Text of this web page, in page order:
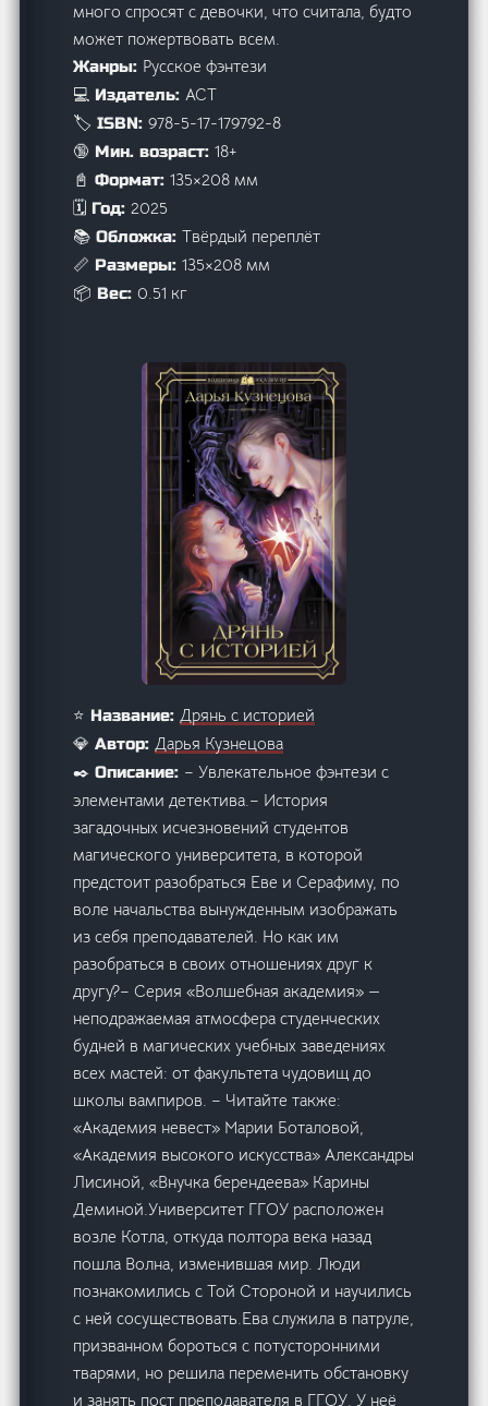
много спросят с девочки, что считала, будто
может пожертвовать всем.
Жанры: Русское фэнтези
💻 Издатель:АСТ
🏷️ ISBN:978-5-17-179792-8
🔞 Мин. возраст:18+
📓 Формат:135×208 мм
🗓️ Год:2025
📚 Обложка:Твёрдый переплёт
📏 Размеры:135×208 мм
📦 Вес:0.51 кг
⭐ Название:Дрянь с историей
💎 Автор:Дарья Кузнецова
✒️ Описание: – Увлекательное фэнтези с
элементами детектива.– История
загадочных исчезновений студентов
магического университета, в которой
предстоит разобраться Еве и Серафиму, по
воле начальства вынужденным изображать
из себя преподавателей. Но как им
разобраться в своих отношениях друг к
другу?– Серия «Волшебная академия» —
неподражаемая атмосфера студенческих
будней в магических учебных заведениях
всех мастей: от факультета чудовищ до
школы вампиров. – Читайте также:
«Академия невест» Марии Боталовой,
«Академия высокого искусства» Александры
Лисиной, «Внучка берендеева» Карины
Деминой.Университет ГГОУ расположен
возле Котла, откуда полтора века назад
пошла Волна, изменившая мир. Люди
познакомились с Той Стороной и научились
с ней сосуществовать.Ева служила в патруле,
призванном бороться с потусторонними
тварями, но решила переменить обстановку
и занять пост преподавателя в ГГОУ. У неё